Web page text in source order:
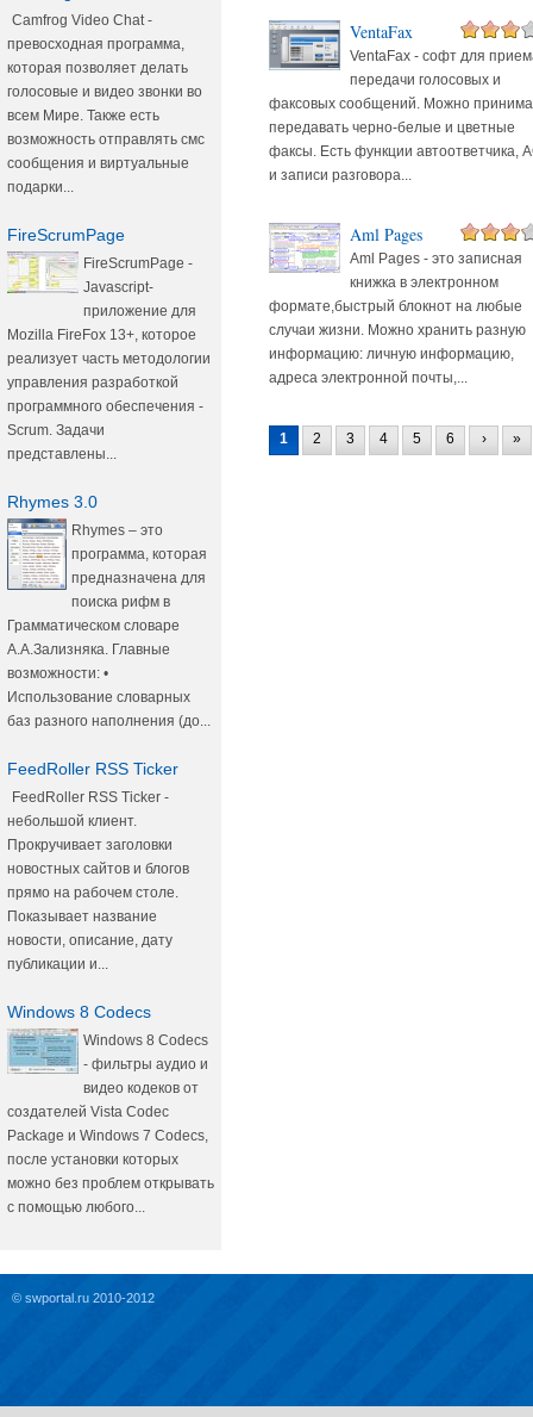
Camfrog Video Chat -
превосходная программа,
которая позволяет делать
голосовые и видео звонки во
всем Мире. Также есть
возможность отправлять смс
сообщения и виртуальные
подарки...
FireScrumPage
FireScrumPage -
Javascript-
приложение для
Mozilla FireFox 13+, которое
реализует часть методологии
управления разработкой
программного обеспечения -
Scrum. Задачи
представлены...
Rhymes 3.0
Rhymes – это
программа, которая
предназначена для
поиска рифм в
Грамматическом словаре
А.А.Зализняка. Главные
возможности: •
Использование словарных
баз разного наполнения (до...
FeedRoller RSS Ticker
FeedRoller RSS Ticker -
небольшой клиент.
Прокручивает заголовки
новостных сайтов и блогов
прямо на рабочем столе.
Показывает название
новости, описание, дату
публикации и...
Windows 8 Codecs
Windows 8 Codecs
- фильтры аудио и
видео кодеков от
создателей Vista Codec
Package и Windows 7 Codecs,
после установки которых
можно без проблем открывать
с помощью любого...
VentaFax
VentaFax - софт для
передачи голосовых и
факсовых сообщений. Можно
передавать черно-белые и цветные
факсы. Есть функции автоответчика,
и записи разговора...
Aml Pages
Aml Pages - это записная
книжка в электронном
формате,быстрый блокнот на любые
случаи жизни. Можно хранить разную
информацию: личную информацию,
адреса электронной почты,...
1 2 3 4 5 6 › »
© swportal.ru 2010-2012